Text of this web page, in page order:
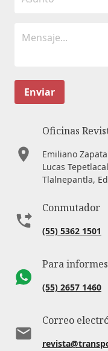
Enviar
Oficinas
Emiliano
Lucas
Tlalnepantla,
Conmutador
(55) 5362 1501
Para
(55) 2657 1460
Correo